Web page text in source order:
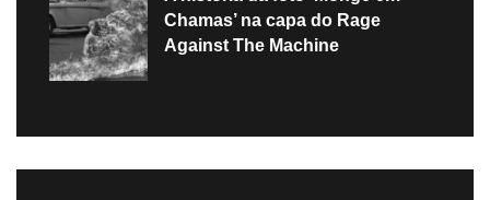
Chamas’ na capa do Rage
Against The Machine